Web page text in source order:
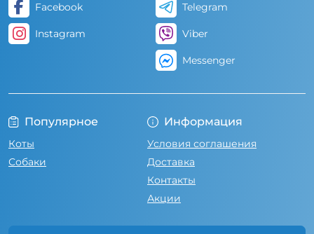
Популярное
Коты
Собаки
Информация
Условия соглашения
Доставка
Контакты
Акции
Facebook
Instagram
Telegram
Viber
Messenger